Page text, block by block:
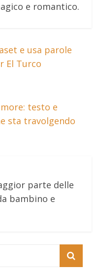
e romantico.
e usa parole
El Turco
testo e
sta travolgendo
parte delle
bambino e